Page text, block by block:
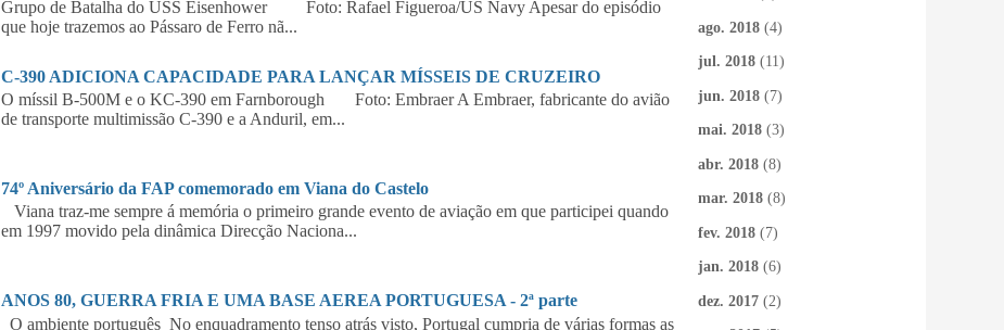
Grupo de Batalha do USS Eisenhower Foto: Rafael Figueroa/US Navy Apesar do episódio
que hoje trazemos ao Pássaro de Ferro nã...
C-390 ADICIONA CAPACIDADE PARA LANÇAR MÍSSEIS DE CRUZEIRO
O míssil B-500M e o KC-390 em Farnborough Foto: Embraer A Embraer, fabricante do avião
de transporte multimissão C-390 e a Anduril, em...
74º Aniversário da FAP comemorado em Viana do Castelo
Viana traz-me sempre á memória o primeiro grande evento de aviação em que participei quando
em 1997 movido pela dinâmica Direcção Naciona...
ANOS 80, GUERRA FRIA E UMA BASE AEREA PORTUGUESA - 2ª parte
O ambiente português No enquadramento tenso atrás visto, Portugal cumpria de várias formas as
ago. 2018 (4)
jul. 2018 (11)
jun. 2018 (7)
mai. 2018 (3)
abr. 2018 (8)
mar. 2018 (8)
fev. 2018 (7)
jan. 2018 (6)
dez. 2017 (2)